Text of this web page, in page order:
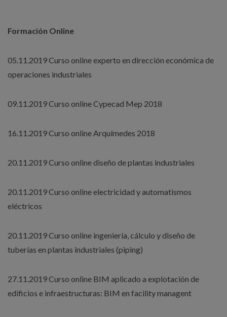
Formación Online
05.11.2019 Curso online experto en dirección económica de
operaciones industriales
09.11.2019 Curso online Cypecad Mep 2018
16.11.2019 Curso online Arquímedes 2018
20.11.2019 Curso online diseño de plantas industriales
20.11.2019 Curso online electricidad y automatismos
eléctricos
20.11.2019 Curso online ingeniería, cálculo y diseño de
tuberías en plantas industriales (piping)
27.11.2019 Curso online BIM aplicado a explotación de
edificios e infraestructuras: BIM en facility managent